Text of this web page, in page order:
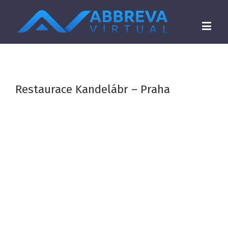
Restaurace Kandelábr – Praha